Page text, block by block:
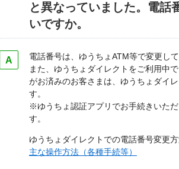
と異なっていました。電話
いですか。
電話番号は、ゆうちょATM等で変更して
また、ゆうちょダイレクトをご利用中
がお済みのお客さまは、ゆうちょダイ
す。
※ゆうちょ認証アプリでお手続きいた
す。
ゆうちょダイレクトでの電話番号変更
主な操作方法（各種手続等）